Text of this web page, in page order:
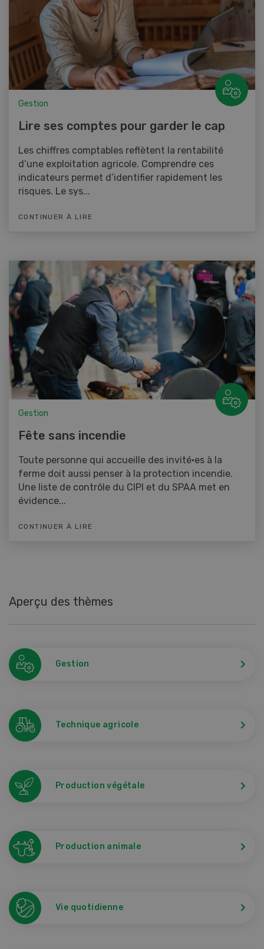
Gestion
Lire ses comptes pour garder le cap
Les chiffres comptables reflètent la rentabilité
d’une exploitation agricole. Comprendre ces
indicateurs permet d’identifier rapidement les
risques. Le sys...
CONTINUER À LIRE
Gestion
Fête sans incendie
Toute personne qui accueille des invité·es à la
ferme doit aussi penser à la protection incendie.
Une liste de contrôle du CIPI et du SPAA met en
évidence...
CONTINUER À LIRE
Aperçu des thèmes
Gestion
Technique agricole
Production végétale
Production animale
Vie quotidienne